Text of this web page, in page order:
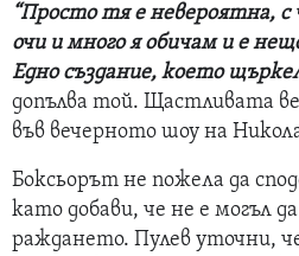
“Просто тя е невероятна, с
очи и много я обичам и е
Едно създание, което
допълва той. Щастливата
във вечерното шоу на
Боксьорът не пожела да
като добави, че не е могъл
раждането. Пулев уточни,